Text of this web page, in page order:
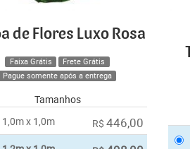
de Flores Luxo Rosa
Faixa Grátis
Frete Grátis
Pague somente após a entrega
Tamanhos
1,0m x 1,0m
R$ 446,00